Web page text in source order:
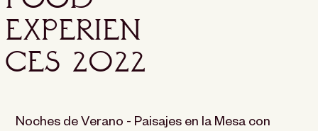
Experien
ces 2022
Noches de Verano - Paisajes en la Mesa con